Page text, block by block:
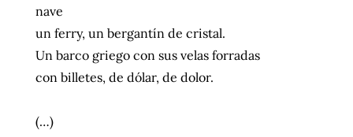
nave
un ferry, un bergantín de cristal.
Un barco griego con sus velas forradas
con billetes, de dólar, de dolor.
(…)